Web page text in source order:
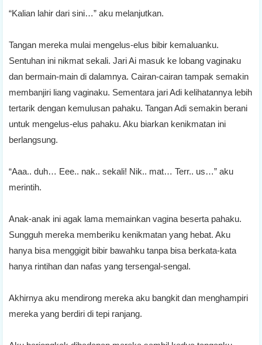
“Kalian lahir dari sini…” aku melanjutkan.
Tangan mereka mulai mengelus-elus bibir kemaluanku.
Sentuhan ini nikmat sekali. Jari Ai masuk ke lobang vaginaku
dan bermain-main di dalamnya. Cairan-cairan tampak semakin
membanjiri liang vaginaku. Sementara jari Adi kelihatannya lebih
tertarik dengan kemulusan pahaku. Tangan Adi semakin berani
untuk mengelus-elus pahaku. Aku biarkan kenikmatan ini
berlangsung.
“Aaa.. duh… Eee.. nak.. sekali! Nik.. mat… Terr.. us…” aku
merintih.
Anak-anak ini agak lama memainkan vagina beserta pahaku.
Sungguh mereka memberiku kenikmatan yang hebat. Aku
hanya bisa menggigit bibir bawahku tanpa bisa berkata-kata
hanya rintihan dan nafas yang tersengal-sengal.
Akhirnya aku mendirong mereka aku bangkit dan menghampiri
mereka yang berdiri di tepi ranjang.